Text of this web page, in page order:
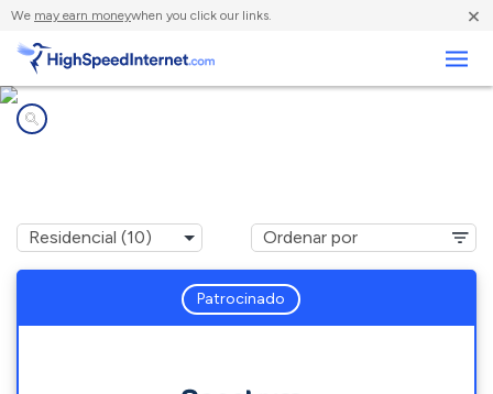
We may earn moneywhen you click our links. ×
Patrocinado